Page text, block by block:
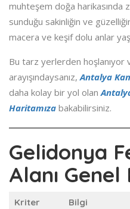
muhteşem doğa harikasında
sunduğu sakinliğin ve
macera ve keşif dolu anlar
Bu tarz yerlerden
arayışındaysanız,Antalya
daha kolay bir yol olan
Haritamıza bakabilirsiniz.
Gelidonya
Alanı
Kriter
Bilgi